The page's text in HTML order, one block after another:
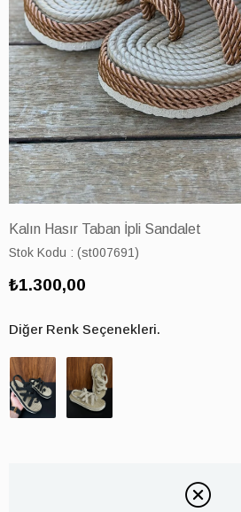
Kalın Hasır Taban İpli Sandalet
Stok Kodu (st007691)
₺1.300,00
Diğer Renk Seçenekleri.